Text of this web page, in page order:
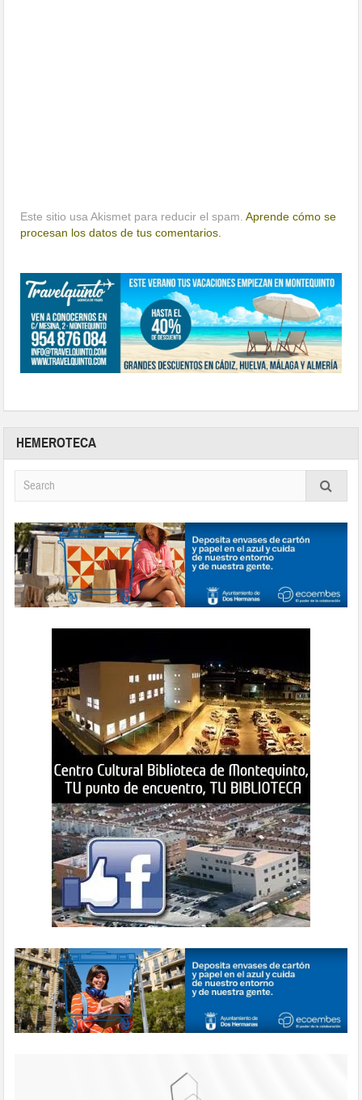
Este sitio usa Akismet para reducir el spam.Aprende cómo se
procesan los datos de tus comentarios.
HEMEROTECA